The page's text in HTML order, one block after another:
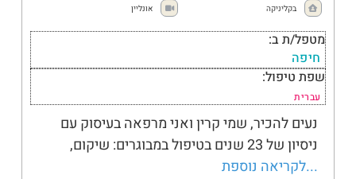
בקליניקה אונליין
מטפל/ת ב:
חיפה
שפת טיפול:
עברית
נעים להכיר, שמי קרין ואני מרפאה בעיסוק עם
ניסיון של 23 שנים בטיפול במבוגרים: שיקום,
...לקריאה נוספת